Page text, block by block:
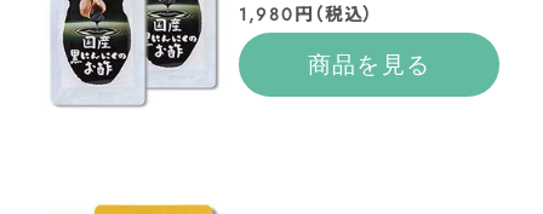
1,980円（税込）
商品を見る